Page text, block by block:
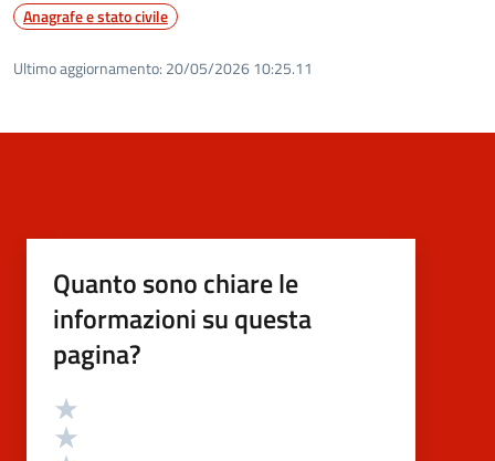
Anagrafe e stato civile
Ultimo aggiornamento: 20/05/2026 10:25.11
Quanto sono chiare le
informazioni su questa
pagina?
Valutazione